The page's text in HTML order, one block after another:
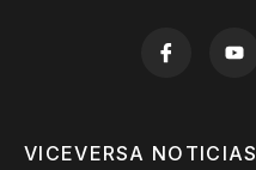
VICEVERSA NOTICIAS